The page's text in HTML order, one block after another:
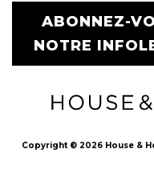
ABONNEZ-
NOTRE
Copyright © 2026 House &